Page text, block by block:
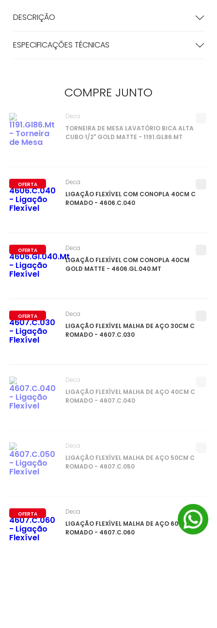
DESCRIÇÃO
ESPECIFICAÇÕES TÉCNICAS
COMPRE JUNTO
TORNEIRA DE MESA LAVATÓRIO BICA ALTA
CUBO 1/2" GOLD MATTE - 1191.GL86.MT
Deca
OFERTA
LIGAÇÃO FLEXÍVEL COM CONOPLA 40CM C
ROMADO - 4606.C.040
Deca
OFERTA
LIGAÇÃO FLEXÍVEL COM CONOPLA 40CM
GOLD MATTE - 4606.GL.040.MT
Deca
OFERTA
LIGAÇÃO FLEXÍVEL MALHA DE AÇO 30CM C
ROMADO - 4607.C.030
Deca
LIGAÇÃO FLEXÍVEL MALHA DE AÇO 40CM C
ROMADO - 4607.C.040
Deca
LIGAÇÃO FLEXÍVEL MALHA DE AÇO 50CM C
ROMADO - 4607.C.050
Deca
OFERTA
LIGAÇÃO FLEXÍVEL MALHA DE AÇO 60CM C
ROMADO - 4607.C.060
Deca